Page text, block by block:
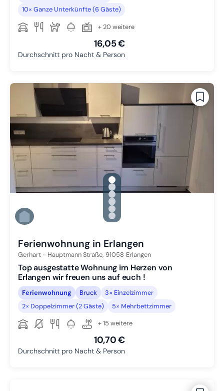
10× Ganze Unterkünfte (6 Gäste)
+ 20 weitere
16,05 €
Durchschnitt pro Nacht & Person
gallery.slide_selector
Zu Slide 1 wechseln
Zu Slide 2 wechseln
Zu Slide 3 wechseln
Zu Slide 4 wechseln
Zu Slide 5 wechseln
Zu Slide 6 wechseln
Ferienwohnung in Erlangen
Gerhart - Hauptmann Straße, 91058 Erlangen
Top ausgestatte Wohnung im Herzen von
Erlangen wir freuen uns auf euch !
Ferienwohnung Bruck
3× Einzelzimmer
2× Doppelzimmer (2 Gäste)
5× Mehrbettzimmer
+ 15 weitere
10,70 €
Durchschnitt pro Nacht & Person